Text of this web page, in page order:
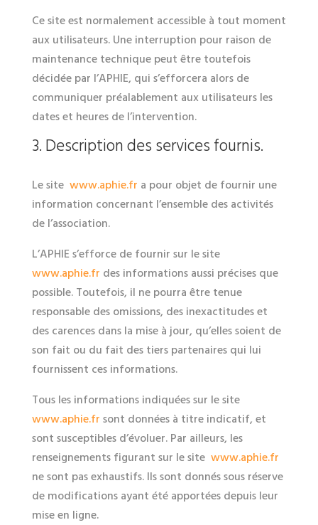
Ce site est normalement accessible à tout moment
aux utilisateurs. Une interruption pour raison de
maintenance technique peut être toutefois
décidée par l’APHIE, qui s’efforcera alors de
communiquer préalablement aux utilisateurs les
dates et heures de l’intervention.
3. Description des services fournis.
Le site www.aphie.fr a pour objet de fournir une
information concernant l’ensemble des activités
de l’association.
L’APHIE s’efforce de fournir sur le site
www.aphie.fr des informations aussi précises que
possible. Toutefois, il ne pourra être tenue
responsable des omissions, des inexactitudes et
des carences dans la mise à jour, qu’elles soient de
son fait ou du fait des tiers partenaires qui lui
fournissent ces informations.
Tous les informations indiquées sur le site
www.aphie.frsont données à titre indicatif, et
sont susceptibles d’évoluer. Par ailleurs, les
renseignements figurant sur le site www.aphie.fr
ne sont pas exhaustifs. Ils sont donnés sous réserve
de modifications ayant été apportées depuis leur
mise en ligne.